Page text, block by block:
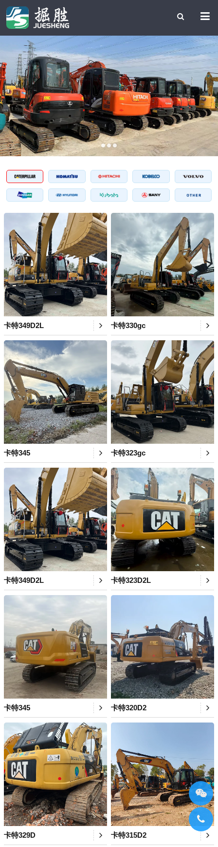
卡特349D2L 卡特330gc
卡特345 卡特323gc
卡特349D2L 卡特323D2L
卡特345 卡特320D2
卡特329D 卡特315D2